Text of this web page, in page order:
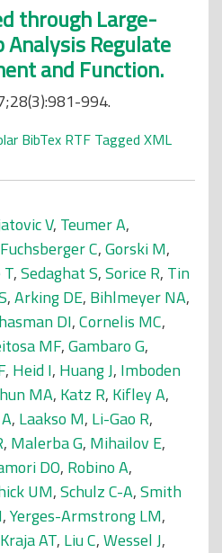
through Large-
Analysis Regulate
and Function.
994.
BibTex RTF Tagged XML
V, Teumer A,
Fuchsberger C,Gorski M,
,Sedaghat S,Sorice R, Tin
,Arking DE, Bihlmeyer NA,
DI,Cornelis MC,
MF,Gambaro G,
, Heid I, Huang J, Imboden
MA, Katz R, Kifley A,
, Laakso M, Li-Gao R,
, Malerba G, Mihailov E,
DO, Robino A,
UM,Schulz C-A,Smith
,Yerges-Armstrong LM,
Kraja AT, Liu C,Wessel J,